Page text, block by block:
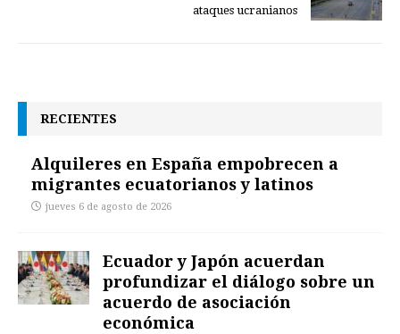
ataques ucranianos
RECIENTES
Alquileres en España empobrecen a
migrantes ecuatorianos y latinos
jueves 6 de agosto de 2026
Ecuador y Japón acuerdan
profundizar el diálogo sobre un
acuerdo de asociación
económica